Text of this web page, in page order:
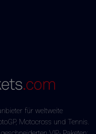
für weltweite
Motocross und Tennis.